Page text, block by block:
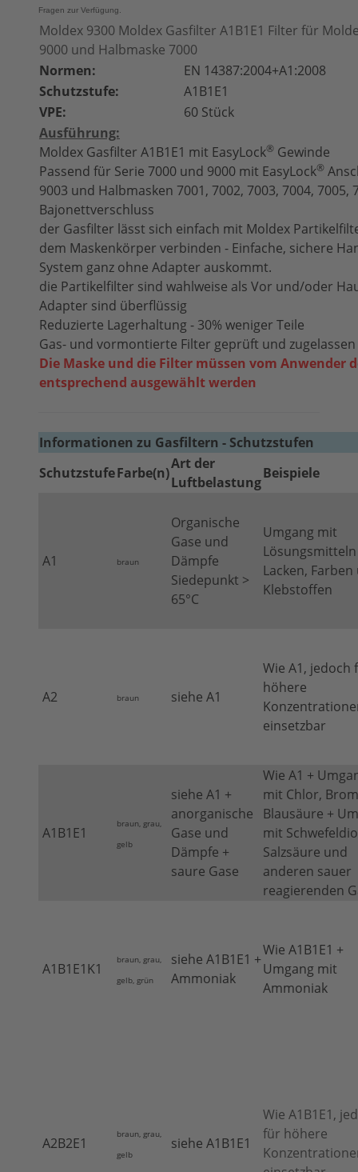
Fragen zur Verfügung.
Moldex 9300 Moldex Gasfilter A1B1E1 Filter für
9000 und Halbmaske 7000
Normen:
EN 14387:2004+A1:2008
Schutzstufe:
A1B1E1
VPE:
60 Stück
Ausführung:
Moldex Gasfilter A1B1E1 mit EasyLock® Gewinde
Passend für Serie 7000 und 9000 mit EasyLock®
9003 und Halbmasken 7001, 7002, 7003, 7004, 7005,
Bajonettverschluss
der Gasfilter lässt sich einfach mit Moldex
dem Maskenkörper verbinden - Einfache, sichere
System ganz ohne Adapter auskommt.
die Partikelfilter sind wahlweise als Vor­ und/oder
Adapter sind überflüssig
Reduzierte Lagerhaltung - 30% weniger Teile
Gas- und vormontierte Filter geprüft und zugelassen
Die Maske und die Filter müssen vom Anwender
entsprechend ausgewählt werden
Informationen zu Gasfiltern - Schutzstufen
SchutzstufeFarbe(n)
Art der
Luftbelastung
Beispiele
A1 braun
Organische
Gase und
Dämpfe
Siedepunkt >
65°C
Umgang mit
Lacken,
Klebstoffen
A2 braun siehe A1
Wie A1, jedoch
höhere
einsetzbar
A1B1E1
braun, grau,
gelb
siehe A1 +
anorganische
Gase und
Dämpfe +
saure Gase
Wie A1 +
mit Chlor,
Blausäure +
mit
Salzsäure und
anderen sauer
reagierenden
A1B1E1K1
braun, grau,
gelb, grün
siehe A1B1E1 +
Ammoniak
Wie A1B1E1 +
Umgang mit
Ammoniak
A2B2E1
braun, grau,
gelb
siehe A1B1E1
Wie A1B1E1,
für höhere